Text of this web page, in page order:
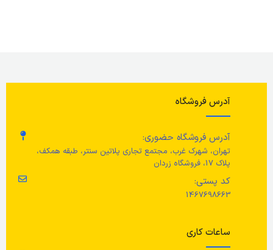
آدرس فروشگاه
آدرس فروشگاه حضوری:
تهران، شهرک غرب، مجتمع تجاری پلاتین سنتر، طبقه همکف،
پلاک 17، فروشگاه زردان
کد پستی:
1467698663
ساعات کاری